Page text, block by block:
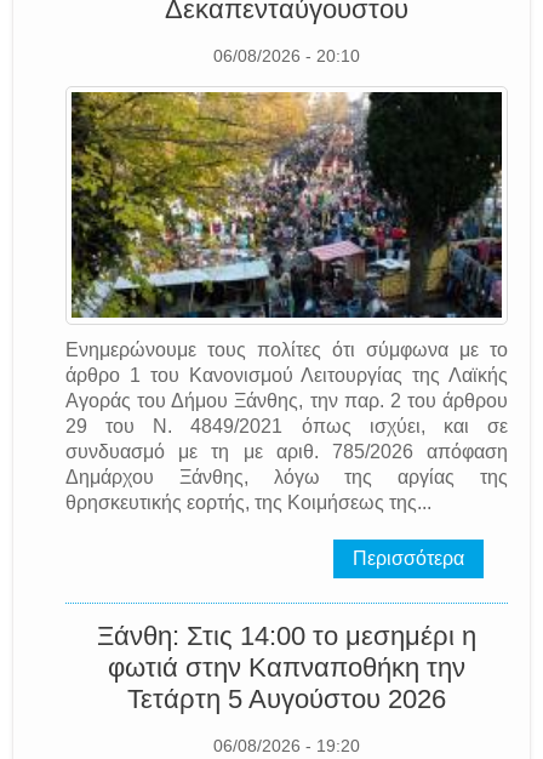
Δεκαπενταύγουστου
06/08/2026 - 20:10
Ενημερώνουμε τους πολίτες ότι σύμφωνα με το
άρθρο 1 του Κανονισμού Λειτουργίας της Λαϊκής
Αγοράς του Δήμου Ξάνθης, την παρ. 2 του άρθρου
29 του Ν. 4849/2021 όπως ισχύει, και σε
συνδυασμό με τη με αριθ. 785/2026 απόφαση
Δημάρχου Ξάνθης, λόγω της αργίας της
θρησκευτικής εορτής, της Κοιμήσεως της...
Περισσότερα
Ξάνθη: Στις 14:00 το μεσημέρι η
φωτιά στην Καπναποθήκη την
Τετάρτη 5 Αυγούστου 2026
06/08/2026 - 19:20